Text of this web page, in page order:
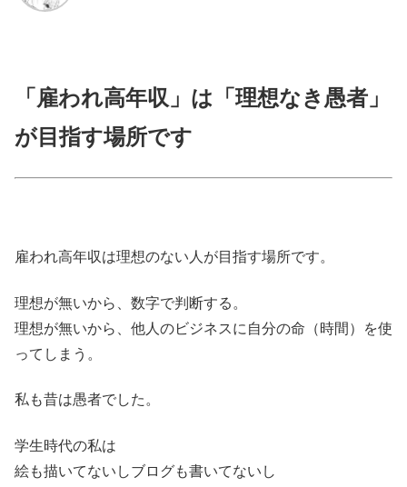
「雇われ高年収」は「理想なき愚者」
が目指す場所です
雇われ高年収は理想のない人が目指す場所です。
理想が無いから、数字で判断する。
理想が無いから、他人のビジネスに自分の命（時間）を使
ってしまう。
私も昔は愚者でした。
学生時代の私は
絵も描いてないしブログも書いてないし